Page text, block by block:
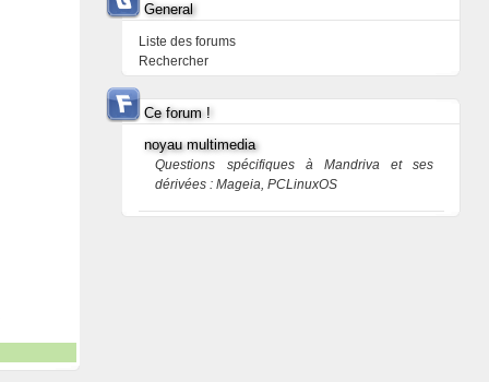
General
Liste des forums
Rechercher
Ce forum !
noyau multimedia
Questions spécifiques à Mandriva et ses
dérivées : Mageia, PCLinuxOS